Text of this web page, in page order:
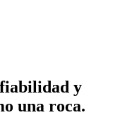
y
una roca.